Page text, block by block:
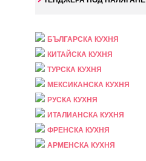
БЪЛГАРСКА КУХНЯ
КИТАЙСКА КУХНЯ
ТУРСКА КУХНЯ
МЕКСИКАНСКА КУХНЯ
РУСКА КУХНЯ
ИТАЛИАНСКА КУХНЯ
ФРЕНСКА КУХНЯ
АРМЕНСКА КУХНЯ